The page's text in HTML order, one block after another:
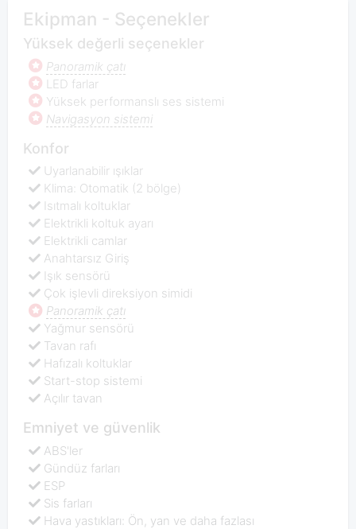
Ekipman - Seçenekler
Yüksek değerli seçenekler
Panoramik çatı
LED farlar
Yüksek performanslı ses sistemi
Navigasyon sistemi
Konfor
Uyarlanabilir ışıklar
Klima: Otomatik (2 bölge)
Isıtmalı koltuklar
Elektrikli koltuk ayarı
Elektrikli camlar
Anahtarsız Giriş
Işık sensörü
Çok işlevli direksiyon simidi
Panoramik çatı
Yağmur sensörü
Tavan rafı
Hafızalı koltuklar
Start-stop sistemi
Açılır tavan
Emniyet ve güvenlik
ABS'ler
Gündüz farları
ESP
Sis farları
Hava yastıkları: Ön, yan ve daha fazlası